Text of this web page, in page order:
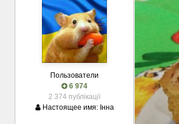
Пользователи
6 974
2 374 публікації
Настоящее имя: Інна